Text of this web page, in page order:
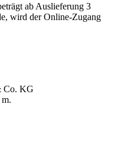
ab Auslieferung 3
wird der Online-Zugang
Co. KG